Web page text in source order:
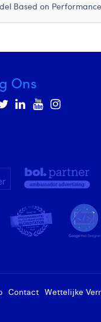
Based on Performance
Ons
Contact Wettelijke